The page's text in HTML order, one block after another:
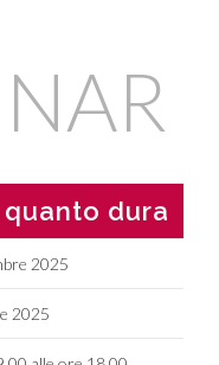
dura
2025
2025